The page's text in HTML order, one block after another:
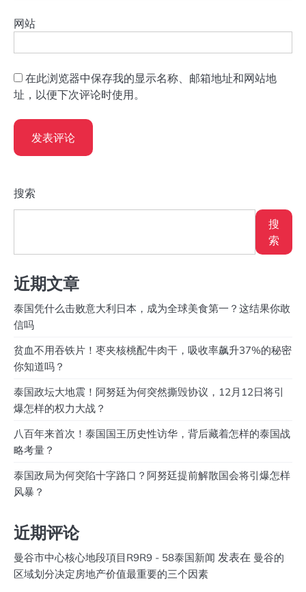
网站
在此浏览器中保存我的显示名称、邮箱地址和网站地
址，以便下次评论时使用。
搜索
搜
索
近期文章
泰国凭什么击败意大利日本，成为全球美食第一？这结果你敢
信吗
贫血不用吞铁片！枣夹核桃配牛肉干，吸收率飙升37%的秘密
你知道吗？
泰国政坛大地震！阿努廷为何突然撕毁协议，12月12日将引
爆怎样的权力大战？
八百年来首次！泰国国王历史性访华，背后藏着怎样的泰国战
略考量？
泰国政局为何突陷十字路口？阿努廷提前解散国会将引爆怎样
风暴？
近期评论
曼谷市中心核心地段項目R9R9 - 58泰国新闻 发表在 曼谷的
区域划分决定房地产价值最重要的三个因素